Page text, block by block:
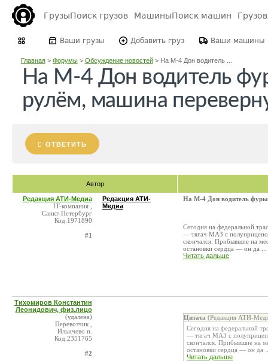
ГрузыПоиск грузов МашиныПоиск машин
Ваши грузы Добавить груз Ваши машины
Главная> Форумы> Обсуждение новостей> На М-4 Дон водитель ...
На М-4 Дон водитель
рулём, машина
ОТВЕТИТЬ
Автор
Редакция АТИ-Медиа
IT-компания ,
Санкт-Петербург
Код:1971890
#1
Редакция АТИ-
Медиа
На М-4 Дон водитель фуры
Сегодня на федеральной
— тягач МАЗ с полуприцепом
скончался. Прибывшие на
остановки сердца — он да ...
Читать дальше
Тихомиров Константин
Леонидович, физ.лицо
(удалена)
Перевозчик ,
Ильичево п.
Код:2351765
#2
Цитата (Редакция АТИ-
Сегодня на федеральной
— тягач МАЗ с
скончался. Прибывшие на
остановки сердца — он да
Читать дальше